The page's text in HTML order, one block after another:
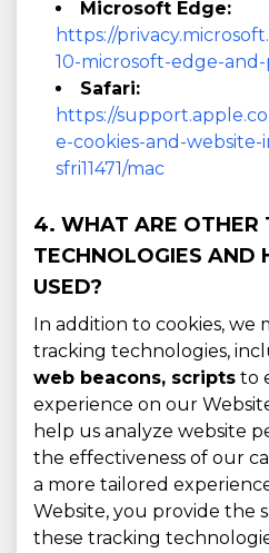
Microsoft Edge:
https://
10-microsoft-edge-
Safari:
https://
e-cookies-and-
sfri11471/mac
4. WHAT ARE OTHER
TECHNOLOGIES AND
USED?
In addition to cookies, we
tracking technologies,
web beacons, scripts to
experience on our
help us analyze website
the effectiveness of our
a more tailored
Website, you provide the
these tracking